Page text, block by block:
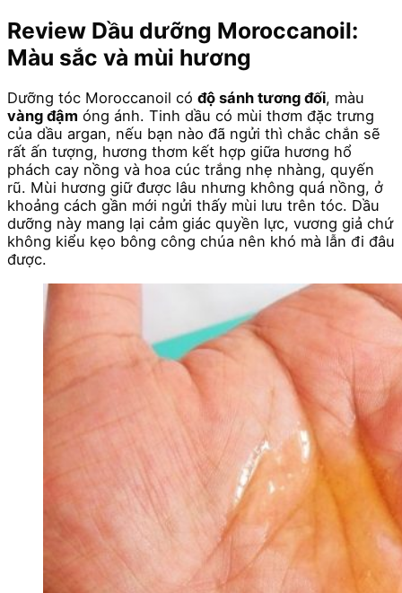
Review Dầu dưỡng Moroccanoil:
Màu sắc và mùi hương
Dưỡng tóc Moroccanoil có độ sánh tương đối, màu
vàng đậm óng ánh. Tinh dầu có mùi thơm đặc trưng
của dầu argan, nếu bạn nào đã ngửi thì chắc chắn sẽ
rất ấn tượng, hương thơm kết hợp giữa hương hổ
phách cay nồng và hoa cúc trắng nhẹ nhàng, quyến
rũ. Mùi hương giữ được lâu nhưng không quá nồng, ở
khoảng cách gần mới ngửi thấy mùi lưu trên tóc. Dầu
dưỡng này mang lại cảm giác quyền lực, vương giả chứ
không kiểu kẹo bông công chúa nên khó mà lẫn đi đâu
được.